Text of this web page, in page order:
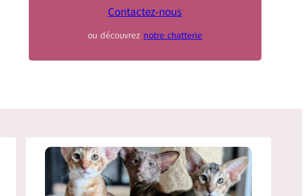
Contactez-nous
ou découvrez notre chatterie